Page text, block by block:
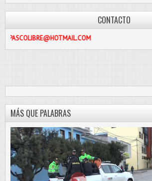
CONTACTO
MÁS QUE PALABRAS